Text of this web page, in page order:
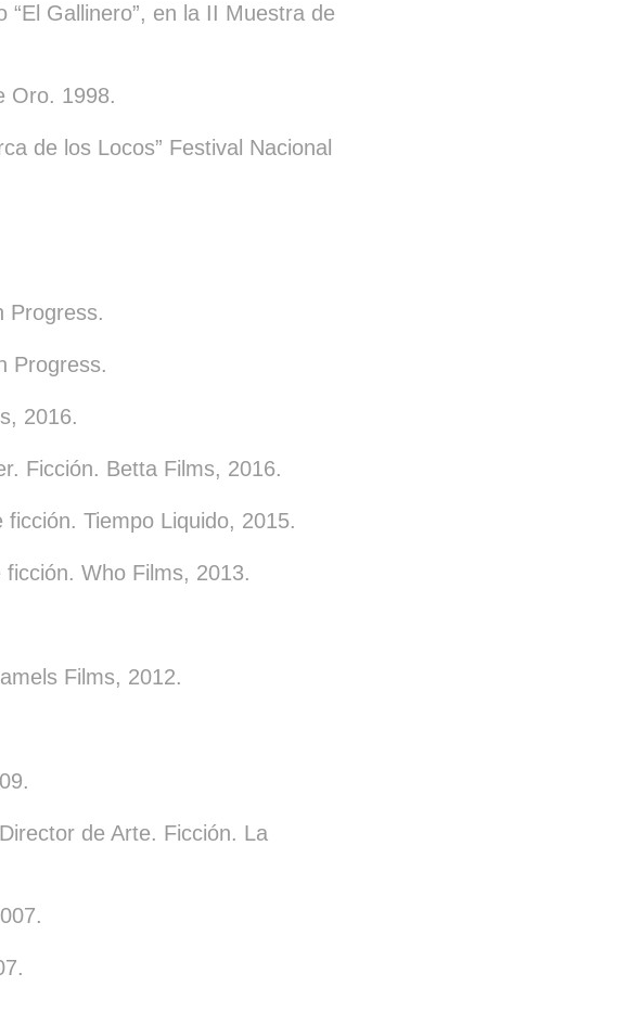
Gallinero”, en la II Muestra de
Oro. 1998.
de los Locos” Festival Nacional
Progress.
Progress.
2016.
Ficción. Betta Films, 2016.
Tiempo Liquido, 2015.
Who Films, 2013.
Films, 2012.
de Arte. Ficción. La